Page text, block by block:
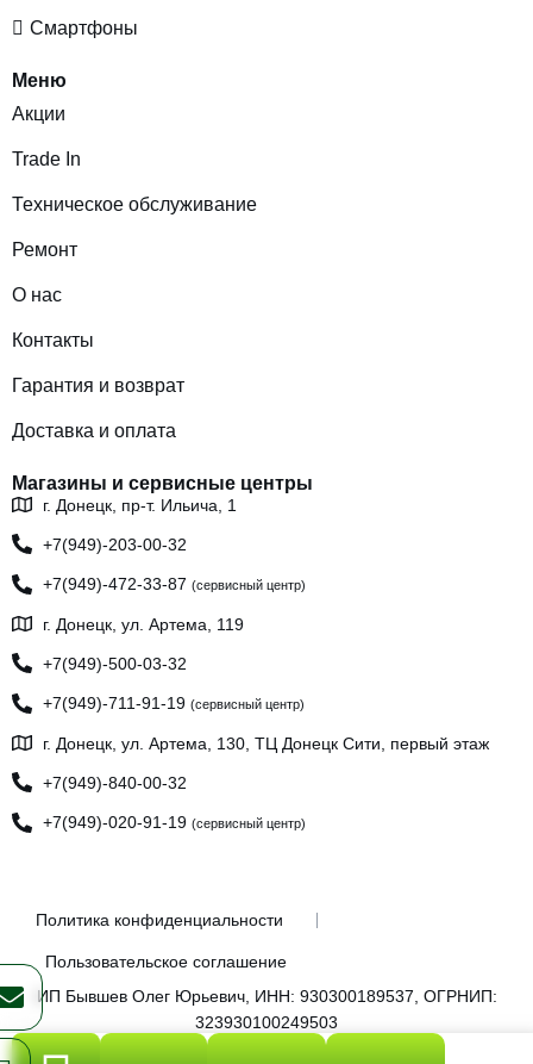
Смартфоны
Меню
Акции
Trade In
Техническое обслуживание
Ремонт
О нас
Контакты
Гарантия и возврат
Доставка и оплата
Магазины и сервисные центры
г. Донецк, пр-т. Ильича, 1
+7(949)-203-00-32
+7(949)-472-33-87(сервисный центр)
г. Донецк, ул. Артема, 119
+7(949)-500-03-32
+7(949)-711-91-19(сервисный центр)
г. Донецк, ул. Артема, 130, ТЦ Донецк Сити, первый этаж
+7(949)-840-00-32
+7(949)-020-91-19(сервисный центр)
Политика конфиденциальности
Пользовательское соглашение
ИП Бывшев Олег Юрьевич, ИНН: 930300189537, ОГРНИП:
323930100249503
© 2026 FreshOn. All rights reserved